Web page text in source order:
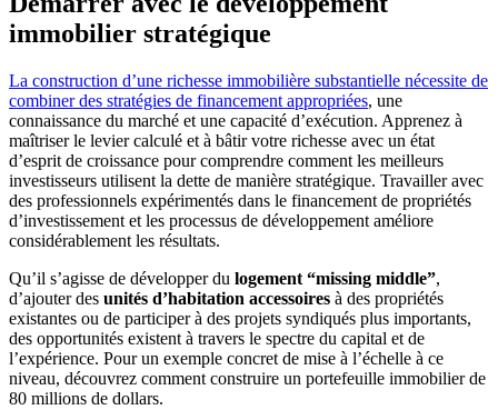
immobilier stratégique
La construction d’une richesse immobilière substantielle nécessite de
combiner des stratégies de financement appropriées, une
connaissance du marché et une capacité d’exécution. Apprenez à
maîtriser le levier calculé et à bâtir votre richesse avec un état
d’esprit de croissance pour comprendre comment les meilleurs
investisseurs utilisent la dette de manière stratégique. Travailler avec
des professionnels expérimentés dans le financement de propriétés
d’investissement et les processus de développement améliore
considérablement les résultats.
Qu’il s’agisse de développer du logement “missing middle”,
d’ajouter des unités d’habitation accessoires à des propriétés
existantes ou de participer à des projets syndiqués plus importants,
des opportunités existent à travers le spectre du capital et de
l’expérience. Pour un exemple concret de mise à l’échelle à ce
niveau, découvrez comment construire un portefeuille immobilier de
80 millions de dollars.